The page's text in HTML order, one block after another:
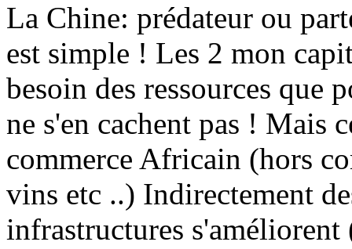
La Chine: prédateur ou
est simple ! Les 2 mon
besoin des ressources que
ne s'en cachent pas ! Mais
commerce Africain (hors
vins etc ..) Indirectement
infrastructures